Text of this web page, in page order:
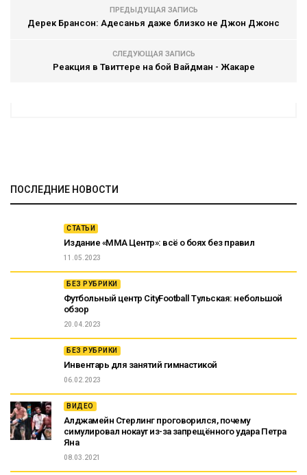
ПРЕДЫДУЩАЯ ЗАПИСЬ
Дерек Брансон: Адесанья даже близко не Джон Джонс
СЛЕДУЮЩАЯ ЗАПИСЬ
Реакция в Твиттере на бой Вайдман - Жакаре
ПОСЛЕДНИЕ НОВОСТИ
СТАТЬИ
Издание «ММА Центр»: всё о боях без правил
11.05.2023
БЕЗ РУБРИКИ
Футбольный центр CityFootball Тульская: небольшой
обзор
20.04.2023
БЕЗ РУБРИКИ
Инвентарь для занятий гимнастикой
06.02.2023
ВИДЕО
Алджамейн Стерлинг проговорился, почему
симулировал нокаут из-за запрещённого удара Петра
Яна
08.03.2021